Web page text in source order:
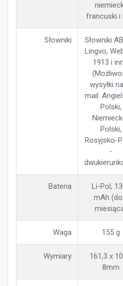
francuski i
Słowniki
Słowniki
Lingvo,
1913 i
wysyłki
mail:
Polski,
Polski,
Rosyjsko-
-
Bateria
Li-Pol,
mAh (do
Waga 155 g
Wymiary
161,3 x
8mm